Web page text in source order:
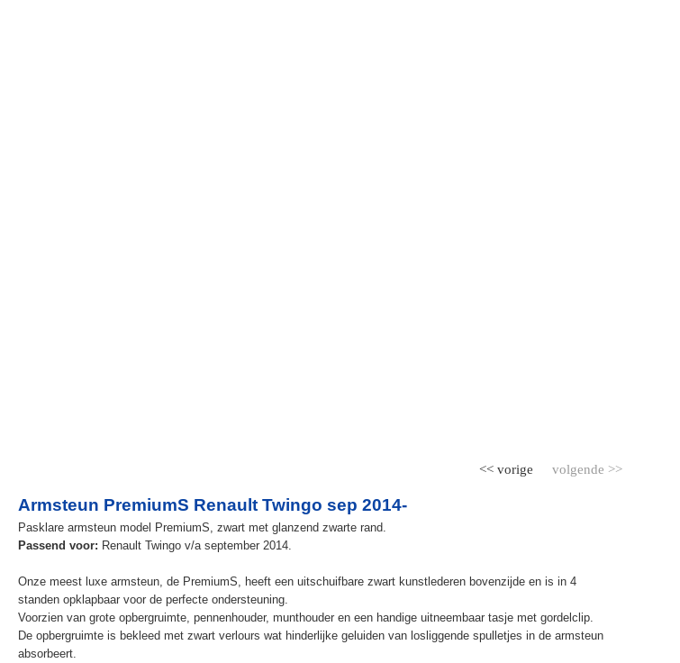
volgende >>
<< vorige
Armsteun PremiumS Renault Twingo sep 2014-
Pasklare armsteun model PremiumS, zwart met glanzend zwarte rand.
Passend voor: Renault Twingo v/a september 2014.
Onze meest luxe armsteun, de PremiumS, heeft een uitschuifbare zwart kunstlederen bovenzijde en is in 4
standen opklapbaar voor de perfecte ondersteuning.
Voorzien van grote opbergruimte, pennenhouder, munthouder en een handige uitneembaar tasje met gordelclip.
De opbergruimte is bekleed met zwart verlours wat hinderlijke geluiden van losliggende spulletjes in de armsteun
absorbeert.